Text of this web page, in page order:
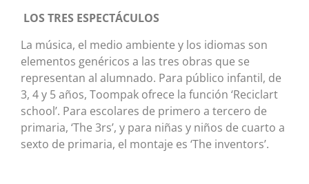
LOS TRES ESPECTÁCULOS
La música, el medio ambiente y los idiomas son
elementos genéricos a las tres obras que se
representan al alumnado. Para público infantil, de
3, 4 y 5 años, Toompak ofrece la función ‘Reciclart
school’. Para escolares de primero a tercero de
primaria, ‘The 3rs’, y para niñas y niños de cuarto a
sexto de primaria, el montaje es ‘The inventors’.